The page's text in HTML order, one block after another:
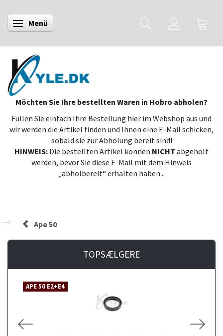
Anzeige ändern
Menü
Möchten Sie Ihre bestellten Waren in Hobro abholen?
Füllen Sie einfach Ihre Bestellung hier im Webshop aus und
wir werden die Artikel finden und Ihnen eine E-Mail schicken,
sobald sie zur Abholung bereit sind!
HINWEIS: Die bestellten Artikel können NICHT abgeholt
werden, bevor Sie diese E-Mail mit dem Hinweis
„abholbereit“ erhalten haben...
Ape 50
TOPSÆLGERE
APE 50 E2+E4